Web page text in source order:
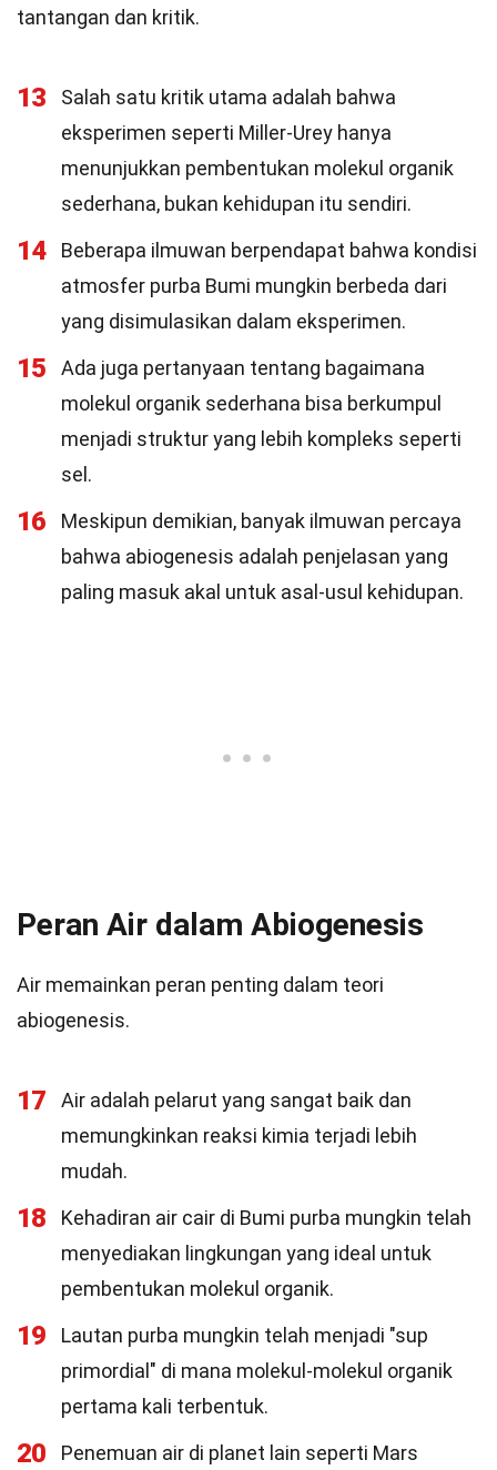
tantangan dan kritik.
13
Salah satu kritik utama adalah bahwa
eksperimen seperti Miller-Urey hanya
menunjukkan pembentukan molekul organik
sederhana, bukan kehidupan itu sendiri.
14
Beberapa ilmuwan berpendapat bahwa kondisi
atmosfer purba Bumi mungkin berbeda dari
yang disimulasikan dalam eksperimen.
15
Ada juga pertanyaan tentang bagaimana
molekul organik sederhana bisa berkumpul
menjadi struktur yang lebih kompleks seperti
sel.
16
Meskipun demikian, banyak ilmuwan percaya
bahwa abiogenesis adalah penjelasan yang
paling masuk akal untuk asal-usul kehidupan.
Peran Air dalam Abiogenesis
Air memainkan peran penting dalam teori
abiogenesis.
17
Air adalah pelarut yang sangat baik dan
memungkinkan reaksi kimia terjadi lebih
mudah.
18
Kehadiran air cair di Bumi purba mungkin telah
menyediakan lingkungan yang ideal untuk
pembentukan molekul organik.
19
Lautan purba mungkin telah menjadi "sup
primordial" di mana molekul-molekul organik
pertama kali terbentuk.
20
Penemuan air di planet lain seperti Mars